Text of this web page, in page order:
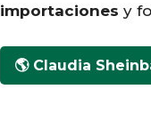
importaciones y
🌎 Claudia